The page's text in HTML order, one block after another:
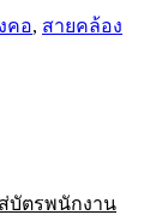
คอ, สายคล้อง
บัตรพนักงาน